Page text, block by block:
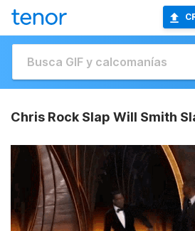
Chris Rock Slap Will Smith